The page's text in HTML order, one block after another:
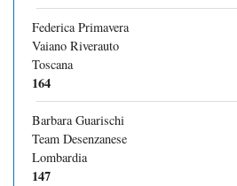
Federica Primavera
Vaiano Riverauto
Toscana
164
Barbara Guarischi
Team Desenzanese
Lombardia
147